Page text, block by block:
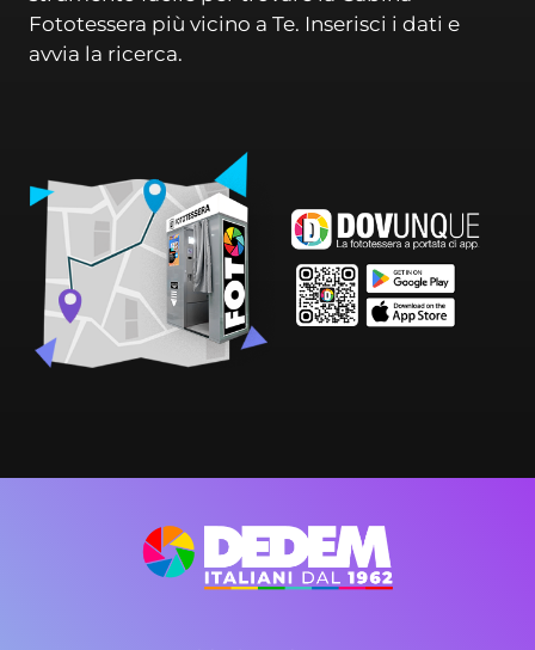
Fototessera più vicino a Te. Inserisci i dati e
avvia la ricerca.